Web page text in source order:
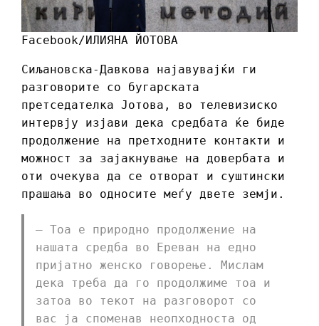
Facebook/ИЛИЯНА ЙОТОВА
Сиљановска-Давкова најавувајќи ги
разговорите со бугарската
претседателка Јотова, во телевизиско
интервју изјави дека средбата ќе биде
продолжение на претходните контакти и
можност за зајакнување на довербата и
оти очекува да се отворат и суштински
прашања во односите меѓу двете земји.
– Тоа е природно продолжение на
нашата средба во Ереван на едно
пријатно женско говорење. Мислам
дека треба да го продолжиме тоа и
затоа во текот на разговорот со
вас ја споменав неопходноста од